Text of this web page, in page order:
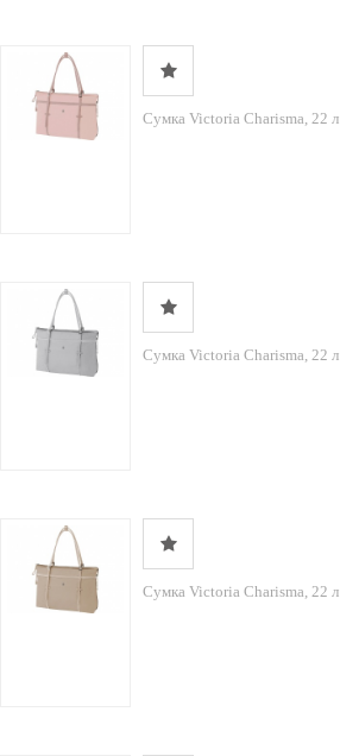
Сумка Victoria Charisma, 22 л
Сумка Victoria Charisma, 22 л
Сумка Victoria Charisma, 22 л